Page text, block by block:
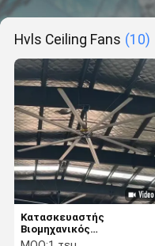
Hvls Ceiling Fans (10)
Κατασκευαστής
Βιομηχανικός
ανεμιστήρας οροφής 6